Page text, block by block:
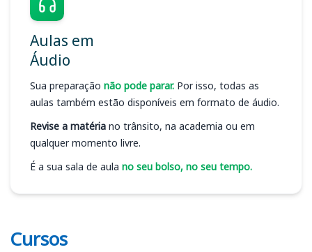
Aulas em
Áudio
Sua preparação não pode parar. Por isso, todas as
aulas também estão disponíveis em formato de áudio.
Revise a matéria no trânsito, na academia ou em
qualquer momento livre.
É a sua sala de aula no seu bolso, no seu tempo.
Cursos